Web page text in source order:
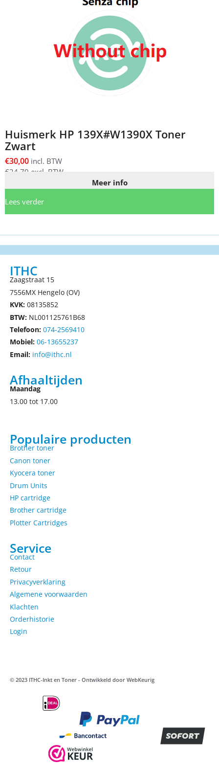
Huismerk HP 139X#W1390X Toner
Zwart
€30,00 incl. BTW
€24,79 excl. BTW
Meer info
Lees verder
ITHC
Zaagstraat 15
7556MX Hengelo (OV)
KVK: 08135852
BTW: NL001125761B68
Telefoon: 074-2569410
Mobiel: 06-13655237
Email: info@ithc.nl
Afhaaltijden
Maandag
13.00 tot 17.00
Populaire producten
Brother toner
Canon toner
Kyocera toner
Drum Units
HP cartridge
Brother cartridge
Plotter Cartridges
Service
Contact
Retour
Privacyverklaring
Algemene voorwaarden
Klachten
Orderhistorie
Login
© 2023 ITHC-Inkt en Toner - Ontwikkeld door WebKeurig